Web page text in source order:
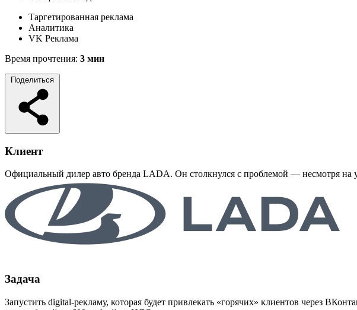
Таргетированная реклама
Аналитика
VK Реклама
Время прочтения: 3 мин
Поделиться
Клиент
Официальный дилер авто бренда LADA. Он столкнулся с проблемой — несмотря на
Задача
Запустить digital-рекламу, которая будет привлекать «горячих» клиентов через